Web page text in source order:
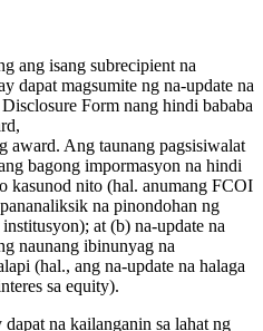
ang isang subrecipient na
dapat magsumite ng na-update na
Form nang hindi bababa
award. Ang taunang pagsisiwalat
bagong impormasyon na hindi
kasunod nito (hal. anumang FCOI
na pinondohan ng
at (b) na-update na
naunang ibinunyag na
(hal., ang na-update na halaga
sa equity).
na kailanganin sa lahat ng